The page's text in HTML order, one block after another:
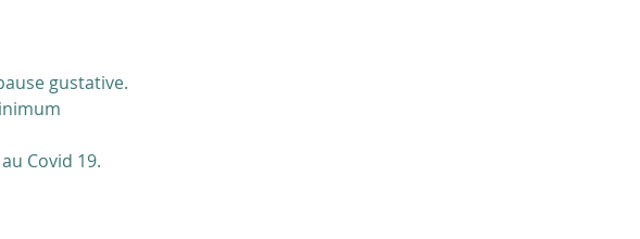
gustative.
Covid 19.